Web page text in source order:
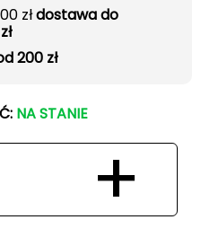
złdostawa do
200 zł
NA STANIE
+